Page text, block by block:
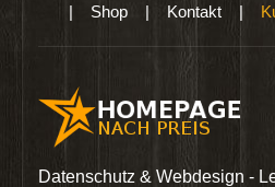
| Shop | Kontakt |
Datenschutz & Webdesign -